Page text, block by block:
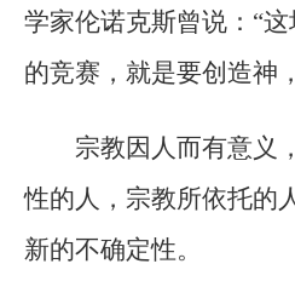
学家伦诺克斯曾说：“
的竞赛，就是要创造神
宗教因人而有意义
性的人，宗教所依托的
新的不确定性。